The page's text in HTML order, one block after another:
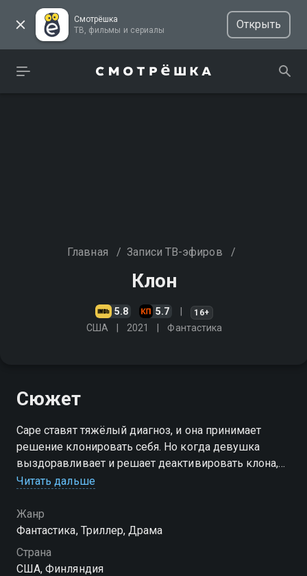
Смотрёшка
ТВ, фильмы и сериалы
Открыть
Главная / Записи ТВ-эфиров /
Клон
5.8 5.7 16+
США 2021 Фантастика
Сюжет
Саре ставят тяжёлый диагноз, и она принимает
решение клонировать себя. Но когда девушка
выздоравливает и решает деактивировать клона,
то сталкивается с суровым законом будущего. Саре
смертельной битве
Читать дальше
Жанр
Фантастика, Триллер, Драма
Страна
США, Финляндия